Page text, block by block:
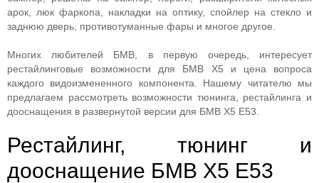
арок, люк фаркопа, накладки на оптику, спойлер на стекло и
заднюю дверь, противотуманные фары и многое другое.
Многих любителей БМВ, в первую очередь, интересует
рестайлинговые возможности для БМВ X5 и цена вопроса
каждого видоизмененного компонента. Нашему читателю мы
предлагаем рассмотреть возможности тюнинга, рестайлинга и
дооснащения в развернутой версии для БМВ X5 E53.
Рестайлинг, тюнинг и
дооснащение БМВ X5 E53